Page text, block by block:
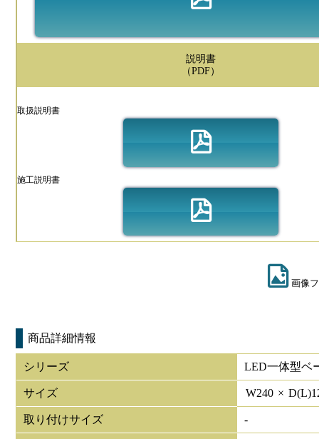
説明書
（PDF）
取扱説明書
施工説明書
画像
商品詳細情報
シリーズ LED一体型ベ
サイズ W240 × D(L)
取り付けサイズ -